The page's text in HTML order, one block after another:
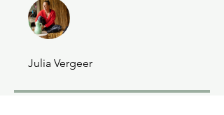
Julia Vergeer